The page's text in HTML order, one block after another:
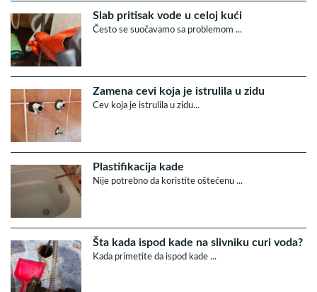
Slab pritisak vode u celoj kući
Često se suočavamo sa problemom ...
Zamena cevi koja je istrulila u zidu
Cev koja je istrulila u zidu...
Plastifikacija kade
Nije potrebno da koristite oštećenu ...
Šta kada ispod kade na slivniku curi voda?
Kada primetite da ispod kade ...